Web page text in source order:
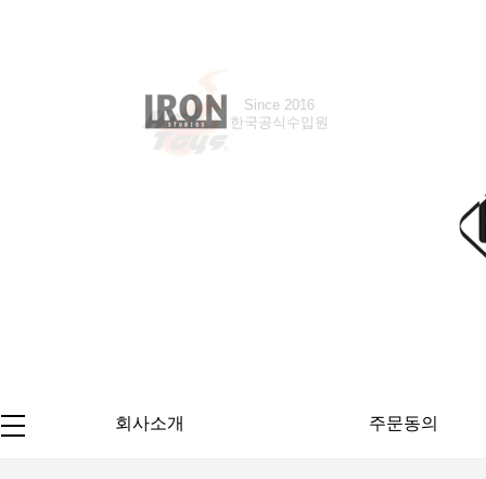
Since 2016
한국공식수입원
회사소개 주문동의